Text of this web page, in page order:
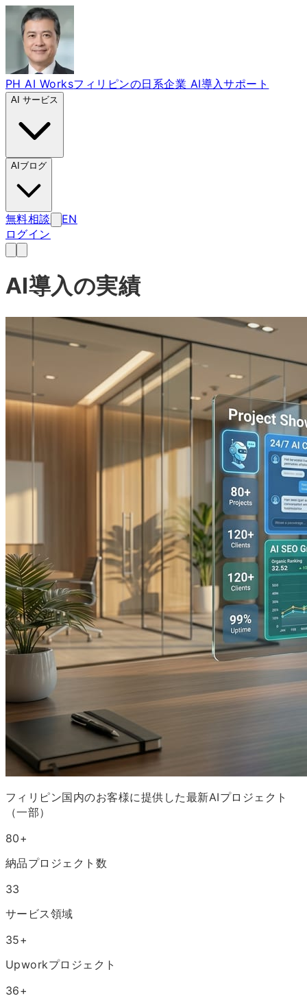
PH AI Worksフィリピンの日系企業 AI導入サポート
AI サービス
AIブログ
無料相談
EN
ログイン
AI導入の実績
フィリピン国内のお客様に提供した最新AIプロジェクト
（一部）
80+
納品プロジェクト数
33
サービス領域
35+
Upworkプロジェクト
36+